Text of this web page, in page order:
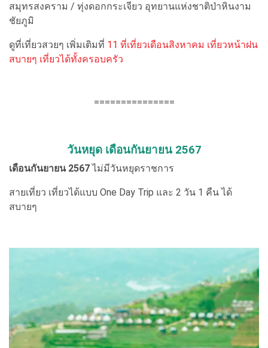
สมุทรสงคราม / ทุ่งดอกกระเจียว อุทยานแห่งชาติป่าหินงาม
ชัยภูมิ
ดูที่เที่ยวสวยๆ เพิ่มเติมที่ 11 ที่เที่ยวเดือนสิงหาคม เที่ยวหน้าฝน
สบายๆ เที่ยวได้ทั้งครอบครัว
===============
วันหยุด เดือนกันยายน 2567
เดือนกันยายน 2567ไม่มีวันหยุดราชการ
สายเที่ยว เที่ยวได้แบบ One Day Trip และ 2 วัน 1 คืน ได้
สบายๆ